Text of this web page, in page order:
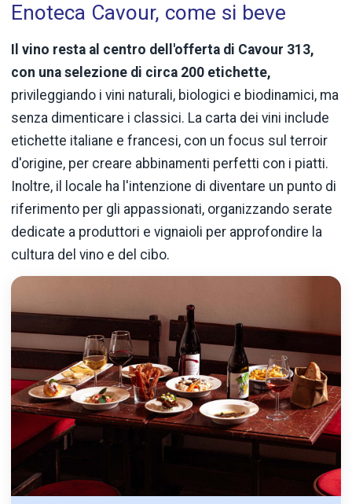
Enoteca Cavour, come si beve
Il vino resta al centro dell'offerta di Cavour 313,
con una selezione di circa 200 etichette,
privileggiando i vini naturali, biologici e biodinamici, ma
senza dimenticare i classici. La carta dei vini include
etichette italiane e francesi, con un focus sul terroir
d'origine, per creare abbinamenti perfetti con i piatti.
Inoltre, il locale ha l'intenzione di diventare un punto di
riferimento per gli appassionati, organizzando serate
dedicate a produttori e vignaioli per approfondire la
cultura del vino e del cibo.